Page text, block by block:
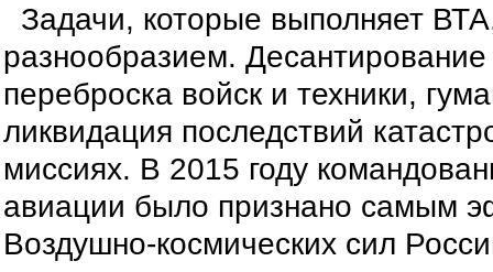
Задачи, которые выполняет
разнообразием.
переброска войск и техники,
ликвидация последствий
миссиях. В 2015 году
авиации было признано самым
Воздушно-космических сил